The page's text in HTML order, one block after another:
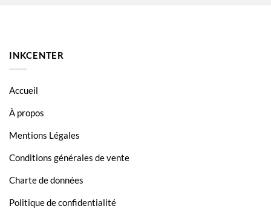
INKCENTER
Accueil
À propos
Mentions Légales
Conditions générales de vente
Charte de données
Politique de confidentialité